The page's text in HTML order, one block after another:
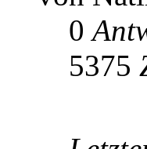
0
5375